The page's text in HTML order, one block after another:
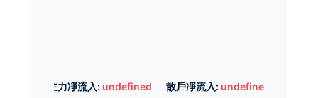
主力凈流入: undefined 散戶凈流入: undefined